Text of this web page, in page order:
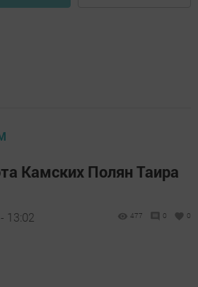
Камских Полян Таира
13:02 477 0 0